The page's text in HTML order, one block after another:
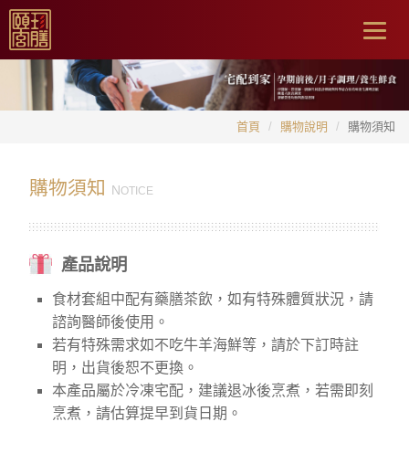
首頁 購物說明 購物須知
購物須知 NOTICE
產品說明
食材套組中配有藥膳茶飲，如有特殊體質狀況，請
諮詢醫師後使用。
若有特殊需求如不吃牛羊海鮮等，請於下訂時註
明，出貨後恕不更換。
本產品屬於冷凍宅配，建議退冰後烹煮，若需即刻
烹煮，請估算提早到貨日期。